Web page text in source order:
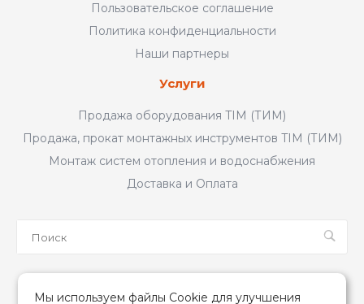
Пользовательское соглашение
Политика конфиденциальности
Наши партнеры
Услуги
Продажа оборудования TIM (ТИМ)
Продажа, прокат монтажных инструментов TIM (ТИМ)
Монтаж систем отопления и водоснабжения
Доставка и Оплата
Мы используем файлы Cookie для улучшения